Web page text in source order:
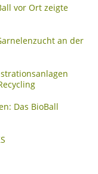
vor Ort zeigte
an der
Das BioBall